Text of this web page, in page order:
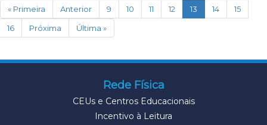
« Primeira Anterior 9 10 11 12 13 (current)
14
15
16
Próxima Última »
Rede Física
CEUs e Centros Educacionais
Incentivo à Leitura